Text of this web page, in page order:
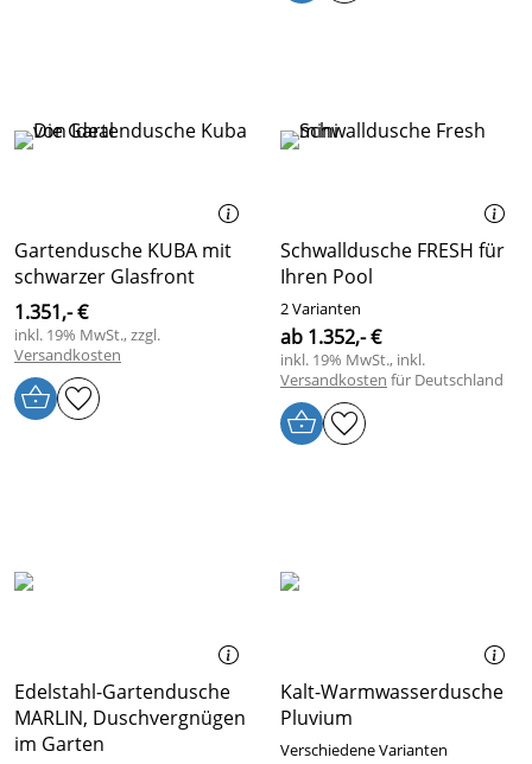
Gartendusche KUBA mit
schwarzer Glasfront
1.351,- €
inkl. 19% MwSt., zzgl.
Versandkosten
Schwalldusche FRESH für
Ihren Pool
2 Varianten
ab 1.352,- €
inkl. 19% MwSt., inkl.
Versandkosten für Deutschland
Edelstahl-Gartendusche
MARLIN, Duschvergnügen
im Garten
Kalt-Warmwasserdusche
Pluvium
Verschiedene Varianten